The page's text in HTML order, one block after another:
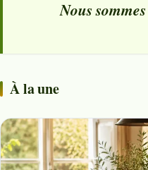
Nous
À la une